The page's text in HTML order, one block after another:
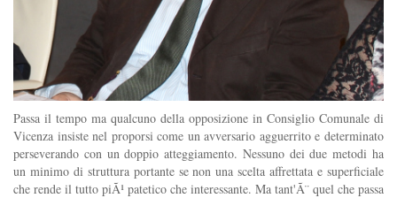
Passa il tempo ma qualcuno della opposizione in Consiglio Comunale di
Vicenza insiste nel proporsi come un avversario agguerrito e determinato
perseverando con un doppio atteggiamento. Nessuno dei due metodi ha
un minimo di struttura portante se non una scelta affrettata e superficiale
che rende il tutto piÃ¹ patetico che interessante. Ma tant'Ã¨ quel che passa